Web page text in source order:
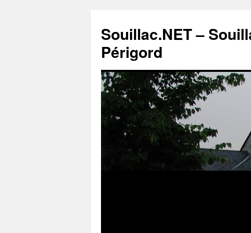
Souillac.NET –
Périgord